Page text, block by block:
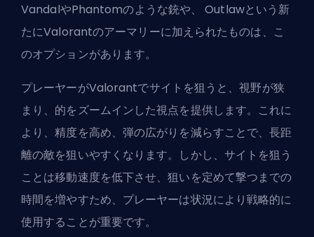
VandalやPhantomのような銃や、Outlawという新
たにValorantのアーマリーに加えられたものは、こ
のオプションがあります。
プレーヤーがValorantでサイトを狙うと、視野が狭
まり、的をズームインした視点を提供します。これに
より、精度を高め、弾の広がりを減らすことで、長距
離の敵を狙いやすくなります。しかし、サイトを狙う
ことは移動速度を低下させ、狙いを定めて撃つまでの
時間を増やすため、プレーヤーは状況により戦略的に
使用することが重要です。